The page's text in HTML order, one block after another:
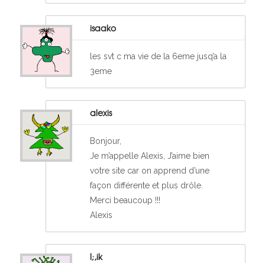
isaako
les svt c ma vie de la 6eme jusq’a la
3eme
alexis
Bonjour,
Je m’appelle Alexis, J’aime bien
votre site car on apprend d’une
façon différente et plus drôle.
Merci beaucoup !!!
Alexis
l;,ik